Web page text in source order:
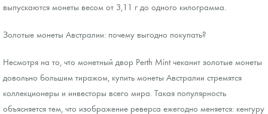
выпускаются монеты весом от 3,11 г до одного килограмма.
Золотые монеты Австралии: почему выгодно покупать?
Несмотря на то, что монетный двор Perth Mint чеканит золотые монеты
довольно большим тиражом, купить монеты Австралии стремятся
коллекционеры и инвесторы всего мира. Такая популярность
объясняется тем, что изображение реверса ежегодно меняется: кенгуру